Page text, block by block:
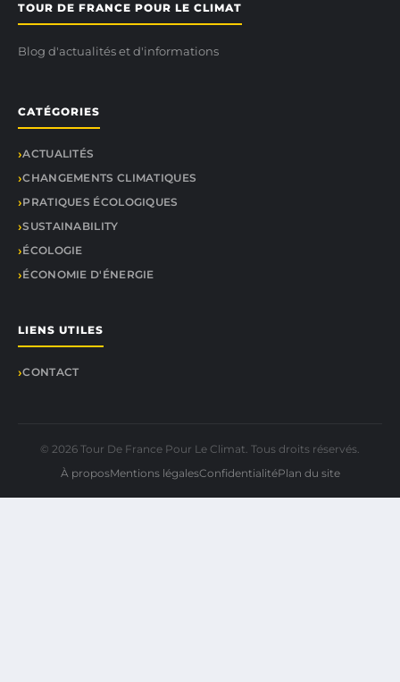
TOUR DE FRANCE POUR LE CLIMAT
Blog d'actualités et d'informations
CATÉGORIES
ACTUALITÉS
CHANGEMENTS CLIMATIQUES
PRATIQUES ÉCOLOGIQUES
SUSTAINABILITY
ÉCOLOGIE
ÉCONOMIE D'ÉNERGIE
LIENS UTILES
CONTACT
© 2026 Tour De France Pour Le Climat. Tous droits réservés.
À proposMentions légalesConfidentialitéPlan du site